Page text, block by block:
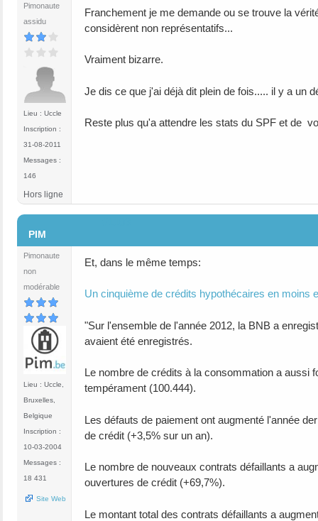
Pimonaute
assidu
Lieu : Uccle
Inscription :
31-08-2011
Messages :
146
Franchement je me demande ou se trouve la
considèrent non représentatifs...
Vraiment bizarre.
Je dis ce que j'ai déjà dit plein de fois..... il y a un
Reste plus qu'a attendre les stats du SPF et de
Hors ligne
PIM
Pimonaute
non
modérable
Lieu : Uccle,
Bruxelles,
Belgique
Inscription :
10-03-2004
Messages :
18 431
Site Web
Et, dans le même temps:
Un cinquième de crédits hypothécaires en moins
"Sur l'ensemble de l'année 2012, la BNB a
avaient été enregistrés.
Le nombre de crédits à la consommation a aussi
tempérament (100.444).
Les défauts de paiement ont augmenté l'année
de crédit (+3,5% sur un an).
Le nombre de nouveaux contrats défaillants a
ouvertures de crédit (+69,7%).
Le montant total des contrats défaillants a